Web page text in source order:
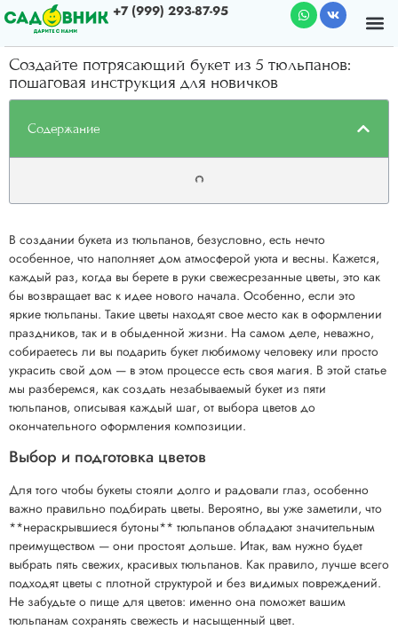
+7 (999) 293-87-95
Создайте потрясающий букет из 5 тюльпанов:
пошаговая инструкция для новичков
Содержание
В создании букета из тюльпанов, безусловно, есть нечто
особенное, что наполняет дом атмосферой уюта и весны. Кажется,
каждый раз, когда вы берете в руки свежесрезанные цветы, это как
бы возвращает вас к идее нового начала. Особенно, если это
яркие тюльпаны. Такие цветы находят свое место как в оформлении
праздников, так и в обыденной жизни. На самом деле, неважно,
собираетесь ли вы подарить букет любимому человеку или просто
украсить свой дом — в этом процессе есть своя магия. В этой статье
мы разберемся, как создать незабываемый букет из пяти
тюльпанов, описывая каждый шаг, от выбора цветов до
окончательного оформления композиции.
Выбор и подготовка цветов
Для того чтобы букеты стояли долго и радовали глаз, особенно
важно правильно подбирать цветы. Вероятно, вы уже заметили, что
**нераскрывшиеся бутоны** тюльпанов обладают значительным
преимуществом — они простоят дольше. Итак, вам нужно будет
выбрать пять свежих, красивых тюльпанов. Как правило, лучше всего
подходят цветы с плотной структурой и без видимых повреждений.
Не забудьте о пище для цветов: именно она поможет вашим
тюльпанам сохранять свежесть и насыщенный цвет.